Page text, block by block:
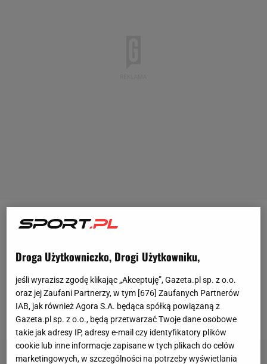
WieczystaKraków od czasu awansu do II
wielką szansą, by wyjść na prowadzenie w tabeli.
Wszystko dzięki sobotniej stracie punktów Pogoni
Grodzisk Mazowiecki, która zaledwie zremisowała u
siebie z Hutnikiem Kraków 1:1.
Droga Użytkowniczko, Drogi Użytkowniku,
jeśli wyrazisz zgodę klikając „Akceptuję”, Gazeta.pl sp. z o.o.
oraz jej Zaufani Partnerzy, w tym [676] Zaufanych Partnerów
IAB, jak również Agora S.A. będąca spółką powiązaną z
Gazeta.pl sp. z o.o., będą przetwarzać Twoje dane osobowe
takie jak adresy IP, adresy e-mail czy identyfikatory plików
cookie lub inne informacje zapisane w tych plikach do celów
marketingowych, w szczególności na potrzeby wyświetlania